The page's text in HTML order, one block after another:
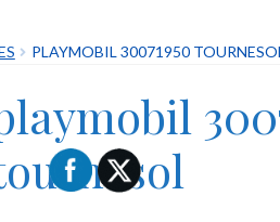
PLAYMOBIL 30071950